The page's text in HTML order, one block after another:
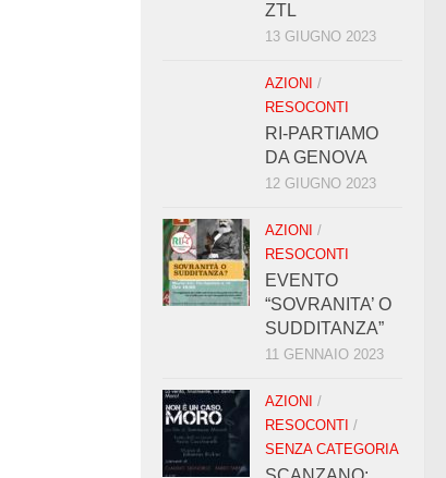
ZTL
13 GIUGNO 2023
AZIONI /
RESOCONTI
RI-PARTIAMO
DA GENOVA
12 GIUGNO 2023
AZIONI /
RESOCONTI
EVENTO
“SOVRANITA’ O
SUDDITANZA”
11 GENNAIO 2023
AZIONI /
RESOCONTI /
SENZA CATEGORIA